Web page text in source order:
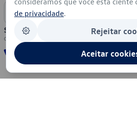
Segurança
de privacidade.
Rejeitar
Aceitar